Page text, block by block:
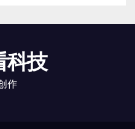
科技
作